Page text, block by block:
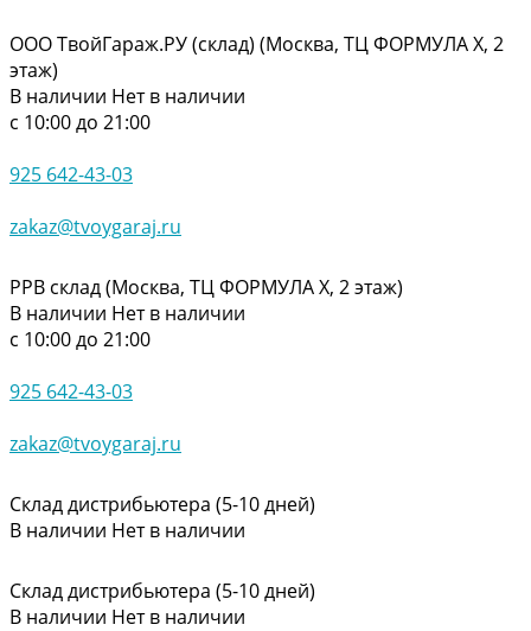
ООО ТвойГараж.РУ (склад) (Москва, ТЦ ФОРМУЛА Х, 2
этаж)
В наличии Нет в наличии
с 10:00 до 21:00
925 642-43-03
zakaz@tvoygaraj.ru
РРВ склад (Москва, ТЦ ФОРМУЛА Х, 2 этаж)
В наличии Нет в наличии
с 10:00 до 21:00
925 642-43-03
zakaz@tvoygaraj.ru
Склад дистрибьютера (5-10 дней)
В наличии Нет в наличии
Склад дистрибьютера (5-10 дней)
В наличии Нет в наличии